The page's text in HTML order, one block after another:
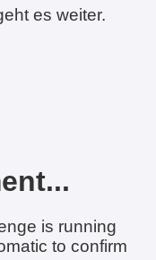
es weiter.
is running
to confirm